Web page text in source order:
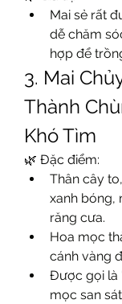
Mai sẻ rất
dễ chăm
hợp để
3. Mai
Thành
Khó Tìm
🌿 Đặc điểm:
Thân cây
xanh bóng,
răng cưa.
Hoa mọc
cánh vàng
Được gọi là
mọc san